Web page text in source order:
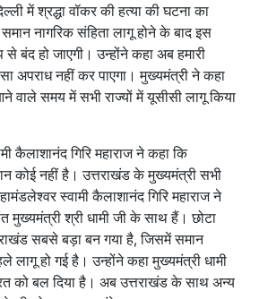
में श्रद्धा वॉकर की हत्या की घटना का
नागरिक संहिता लागू होने के बाद इस
बंद हो जाएगी। उन्होंने कहा अब हमारी
अपराध नहीं कर पाएगा। मुख्यमंत्री ने कहा
वाले समय में सभी राज्यों में यूसीसी लागू किया
कैलाशानंद गिरि महाराज ने कहा कि
कोई नहीं है। उत्तराखंड के मुख्यमंत्री सभी
स्वामी कैलाशानंद गिरि महाराज ने
मुख्यमंत्री श्री धामी जी के साथ हैं। छोटा
सबसे बड़ा बन गया है, जिसमें समान
लागू हो गई है। उन्होंने कहा मुख्यमंत्री धामी
को बल दिया है। अब उत्तराखंड के साथ अन्य